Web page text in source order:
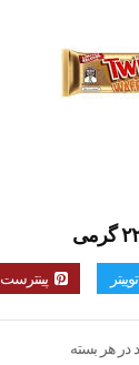
توییتر پینترست